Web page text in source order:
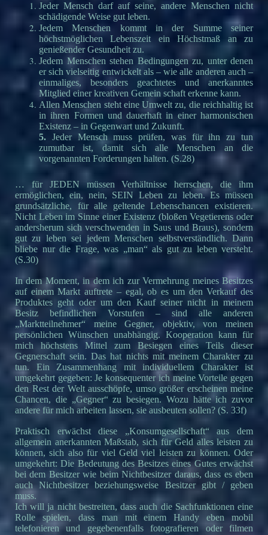
Jeder Mensch darf auf seine, andere Menschen nicht
schädigende Weise gut leben.
Jedem Menschen kommt in der Summe seiner
höchstmöglichen Lebenszeit ein Höchstmaß an zu
genießender Gesundheit zu.
Jedem Menschen stehen Bedingungen zu, unter denen
er sich vielseitig entwickelt als – wie alle anderen auch –
einmaliges, besonders geachtetes und anerkanntes
Mitglied einer kreativen Gemein schaft erkenne kann.
Allen Menschen steht eine Umwelt zu, die reichhaltig ist
in ihren Formen und dauerhaft in einer harmonischen
Existenz – in Gegenwart und Zukunft.
5. Jeder Mensch muss prüfen, was für ihn zu tun
zumutbar ist, damit sich alle Menschen an die
vorgenannten Forderungen halten. (S.28)
… für JEDEN müssen Verhältnisse herrschen, die ihm
ermöglichen, ein, nein, SEIN Leben zu leben. Es müssen
grundsätzliche, für alle geltende Lebenschancen existieren.
Nicht Leben im Sinne einer Existenz (bloßen Vegetierens oder
andersherum sich verschwenden in Saus und Braus), sondern
gut zu leben sei jedem Menschen selbstverständlich. Dann
bliebe nur die Frage, was „man“ als gut zu leben versteht.
(S.30)
In dem Moment, in dem ich zur Vermehrung meines Besitzes
auf einem Markt auftrete – egal, ob es um den Verkauf des
Produktes geht oder um den Kauf seiner nicht in meinem
Besitz befindlichen Vorstufen – sind alle anderen
„Marktteilnehmer“ meine Gegner, objektiv, von meinen
persönlichen Wünschen unabhängig. Kooperation kann für
mich höchstens Mittel zum Besiegen eines Teils dieser
Gegnerschaft sein. Das hat nichts mit meinem Charakter zu
tun. Ein Zusammenhang mit individuellem Charakter ist
umgekehrt gegeben: Je konsequenter ich meine Vorteile gegen
den Rest der Welt ausschöpfe, umso größer erscheinen meine
Chancen, die „Gegner“ zu besiegen. Wozu hätte ich zuvor
andere für mich arbeiten lassen, sie ausbeuten sollen? (S. 33f)
Praktisch erwächst diese „Konsumgesellschaft“ aus dem
allgemein anerkannten Maßstab, sich für Geld alles leisten zu
können, sich also für viel Geld viel leisten zu können. Oder
umgekehrt: Die Bedeutung des Besitzes eines Gutes erwächst
bei dem Besitzer wie beim Nichtbesitzer daraus, dass es eben
auch Nichtbesitzer beziehungsweise Besitzer gibt / geben
muss.
Ich will ja nicht bestreiten, dass auch die Sachfunktionen eine
Rolle spielen, dass man mit einem Handy eben mobil
telefonieren und gegebenenfalls fotografieren oder filmen